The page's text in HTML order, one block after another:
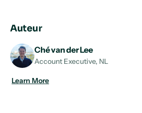
Auteur
Ché van der Lee
Account Executive, NL
Learn More